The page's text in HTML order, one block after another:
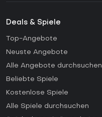
Deals & Spiele
Top-Angebote
Neuste Angebote
Alle Angebote durchsuchen
Beliebte Spiele
Kostenlose Spiele
Alle Spiele durchsuchen